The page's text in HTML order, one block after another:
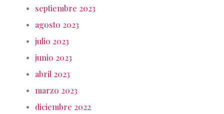
septiembre 2023
agosto 2023
julio 2023
junio 2023
abril 2023
marzo 2023
diciembre 2022